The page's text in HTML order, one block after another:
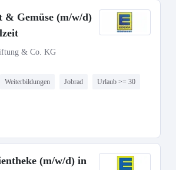
& Gemüse (m/w/d)
& Co. KG
Weiterbildungen Jobrad Urlaub >= 30
(m/w/d) in